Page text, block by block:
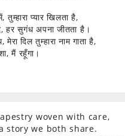
प्यार खिलता है,
हर सुगंध अपना जीतता है।
दिल तुम्हारा नाम गाता है,
मैं रहूँगा।
woven with care,
story we both share.